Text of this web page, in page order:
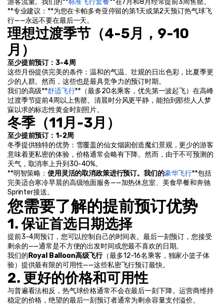
游客流量。我们的**标准飞行套餐**在7月和8月经常提前3周售罄。
**专业建议：**为您在卡帕多奇亚停留的第1天或第2天预订热气球飞
行——永远不要在最后一天。
理想过渡季节（4-5月，9-10
月）
至少提前预订：3-4周
这些月份提供完美的条件：温和的气温、壮观的日出色彩，比夏季更
少的人群。然而，这些也是最具竞争力的预订时期。
我们的高级**舒适飞行**（最多20名乘客，优先第一波起飞）在高峰
过渡季节提前4周以上售罄。清晨时分风更平静，能拍到那些人人梦
寐以求的标志性黄金时刻照片。
冬季（11月-3月）
至少提前预订：1-2周
冬季提供独特的优势：雪覆盖的仙女烟囱创造魔幻景观，更少的游客
意味着更私密的体验，价格通常会略有下降。然而，由于不可预测的
天气，取消率上升到30-40%。
**明智策略：使用灵活的取消政策进行预订。我们的豪华飞行**包括
完美适合寒冷早晨的高级地面服务——加热休息室、美食早餐和奔驰
Sprinter接送。
您需要了解的提前预订优势
1. 保证首选日期选择
提前3-4周预订，您可以控制自己的时间表。最后一刻预订，您接受
剩余的——通常是不方便的出发时间或您最不喜欢的日期。
我们的 Royal Balloon高级飞行（最多12-16名乘客，独家小篮子体
验）提供最有限的可用性——这些私密飞行预订最快。
2. 更好的价格和可用性
与普遍看法相反，热气球价格通常不会在最后一刻下降。运营商维持
稳定的价格，绝望的最后一刻预订者通常为剩余容量支付溢价。